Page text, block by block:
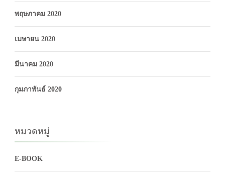
พฤษภาคม 2020
เมษายน 2020
มีนาคม 2020
กุมภาพันธ์ 2020
หมวดหมู่
E-BOOK